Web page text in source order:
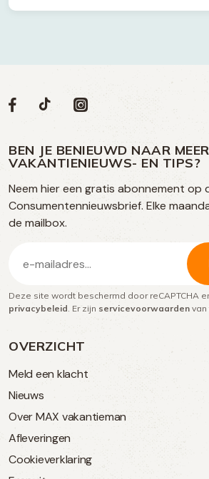
OVERZICHT
Meld een klacht
Nieuws
Over MAX vakantieman
Afleveringen
Cookieverklaring
Volg
op
social
media
Social
Volg
op
Facebook
Volg
op
TikTok
Volg
op
Instagram
BEN JE BENIEUWD NAAR MEER
VAKANTIENIEUWS- EN TIPS?
Neem hier een gratis abonnement op
Consumentennieuwsbrief. Elke
de mailbox.
mailadres
(Vereist)
Deze site wordt beschermd door reCAPTCHA
privacybeleid. Er zijn servicevoorwaarden